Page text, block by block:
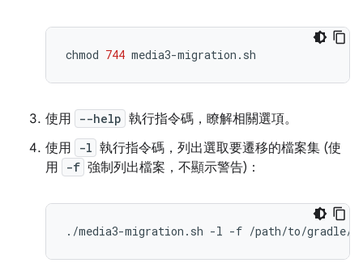
chmod 744
使用 --help 執行指令碼，瞭解相關選項。
使用
-l 執行指令碼，列出選取要遷移的檔案集 (使
用
-f 強制列出檔案，不顯示警告)：
./media3-migration.sh -l -f